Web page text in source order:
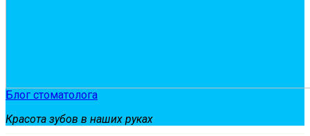
Блог стоматолога
Красота зубов в наших руках